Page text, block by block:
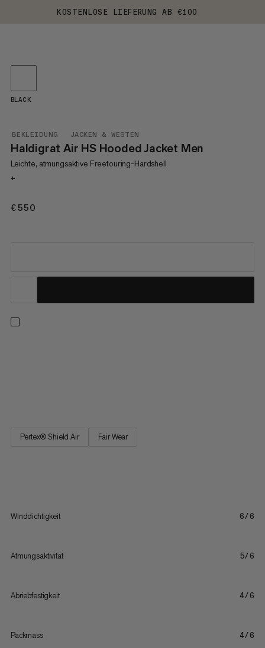
KOSTENLOSE LIEFERUNG AB €100
BEKLEIDUNG JACKEN & WESTEN
Haldigrat Air HS Hooded Jacket Men
Leichte, atmungsaktive Freetouring-Hardshell
+
€550
BLACK
Pertex® Shield Air Fair Wear
Winddichtigkeit 6/6
Atmungsaktivität 5/6
Abriebfestigkeit 4/6
Packmass 4/6